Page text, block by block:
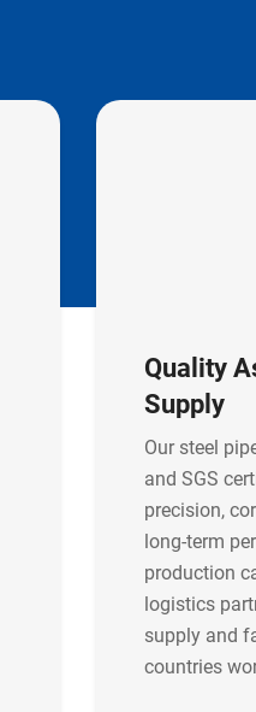
Quality
Supply
Our steel
and SGS
precision,
long-term
production
logistics
supply and
countries